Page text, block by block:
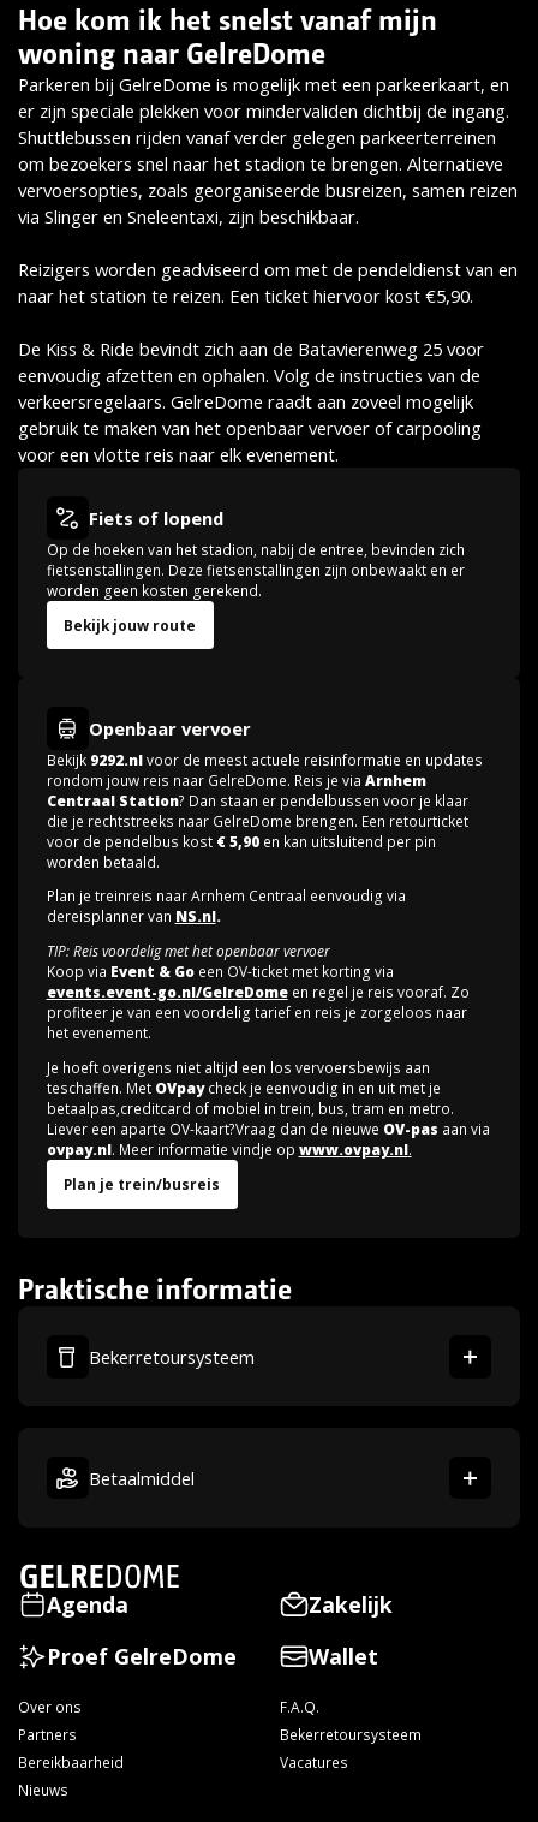
Lees meer
Hoe kom ik het snelst vanaf mijn
woning naar GelreDome
Parkeren bij GelreDome is mogelijk met een parkeerkaart, en
er zijn speciale plekken voor mindervaliden dichtbij de ingang.
Shuttlebussen rijden vanaf verder gelegen parkeerterreinen
om bezoekers snel naar het stadion te brengen. Alternatieve
vervoersopties, zoals georganiseerde busreizen, samen reizen
via Slinger en Sneleentaxi, zijn beschikbaar.
Reizigers worden geadviseerd om met de pendeldienst van en
naar het station te reizen. Een ticket hiervoor kost €5,90.
De Kiss & Ride bevindt zich aan de Batavierenweg 25 voor
eenvoudig afzetten en ophalen. Volg de instructies van de
verkeersregelaars. GelreDome raadt aan zoveel mogelijk
gebruik te maken van het openbaar vervoer of carpooling
voor een vlotte reis naar elk evenement.
Fiets of lopend
Op de hoeken van het stadion, nabij de entree, bevinden zich
fietsenstallingen. Deze fietsenstallingen zijn onbewaakt en er
worden geen kosten gerekend.
Bekijk jouw route
Openbaar vervoer
Bekijk 9292.nlvoor de meest actuele reisinformatie en updates
rondom jouw reis naar GelreDome. Reis je via Arnhem
Centraal Station? Dan staan er pendelbussen voor je klaar
die je rechtstreeks naar GelreDome brengen. Een retourticket
voor de pendelbus kost € 5,90en kan uitsluitend per pin
worden betaald.
Plan je treinreis naar Arnhem Centraal eenvoudig via
dereisplanner van NS.nl.
TIP: Reis voordelig met het openbaar vervoer
Koop via Event & Goeen OV-ticket met korting via
events.event-go.nl/GelreDomeen regel je reis vooraf. Zo
profiteer je van een voordelig tarief en reis je zorgeloos naar
het evenement.
Je hoeft overigens niet altijd een los vervoersbewijs aan
teschaffen. Met OVpaycheck je eenvoudig in en uit met je
betaalpas,creditcard of mobiel in trein, bus, tram en metro.
Liever een aparte OV-kaart?Vraag dan de nieuwe OV-pas aan via
ovpay.nl. Meer informatie vindje op www.ovpay.nl.
Plan je trein/busreis
Praktische informatie
Bekerretoursysteem
Betaalmiddel
Agenda
Zakelijk
Proef GelreDome
Wallet
Over ons
Partners
Bereikbaarheid
Nieuws
F.A.Q.
Bekerretoursysteem
Vacatures